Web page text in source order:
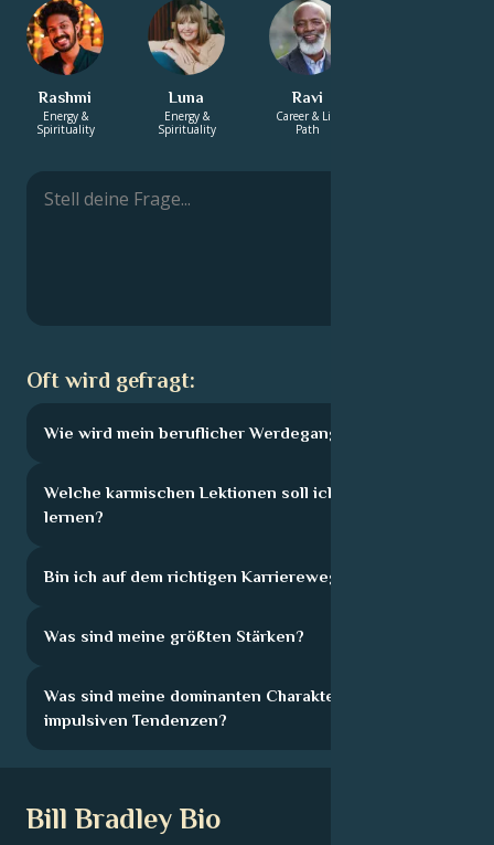
Rashmi
Energy &
Spirituality
Luna
Energy &
Spirituality
Ravi
Career & Life
Path
Oft wird gefragt:
Wie wird mein beruflicher Werdegang aussehen?
Welche karmischen Lektionen soll ich hier
lernen?
Bin ich auf dem richtigen Karriereweg?
Was sind meine größten Stärken?
Was sind meine dominanten Charakterzüge und
impulsiven Tendenzen?
Bill Bradley Bio